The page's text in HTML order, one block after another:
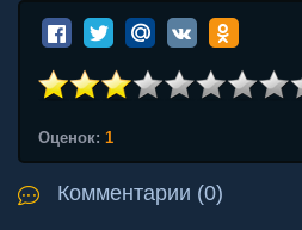
Оценок: 1
Комментарии (0)